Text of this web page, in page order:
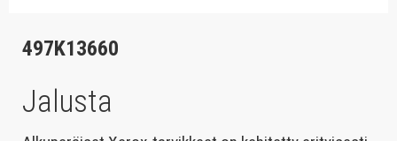
497K13660
Jalusta